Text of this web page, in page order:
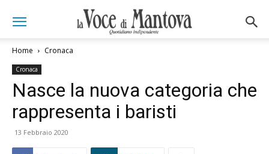
Home Cronaca
Cronaca
Nasce la nuova categoria che
rappresenta i baristi
13 Febbraio 2020